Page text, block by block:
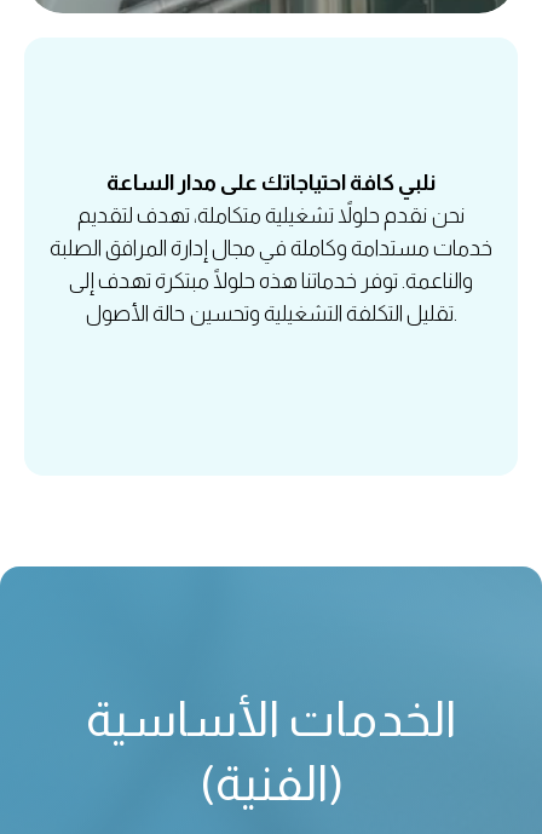
نلبي كافة احتياجاتك على مدار الساعة
نحن نقدم حلولاً تشغيلية متكاملة، تهدف لتقديم
خدمات مستدامة وكاملة في مجال إدارة المرافق الصلبة
والناعمة. توفر خدماتنا هذه حلولًا مبتكرة تهدف إلى
تقليل التكلفة التشغيلية وتحسين حالة الأصول.
الخدمات الأساسية
(الفنية)